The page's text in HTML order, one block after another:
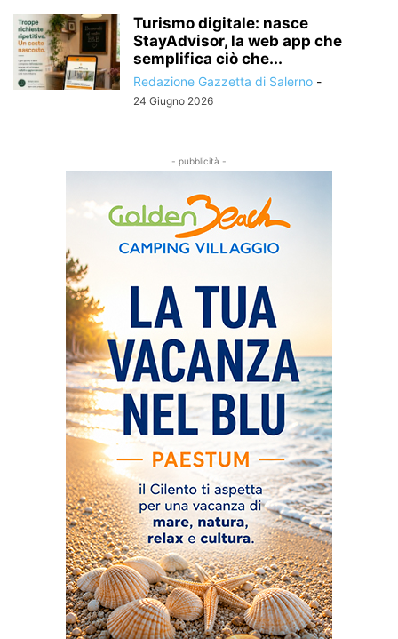
Turismo digitale: nasce
StayAdvisor, la web app che
semplifica ciò che...
Redazione Gazzetta di Salerno -
24 Giugno 2026
- pubblicità -